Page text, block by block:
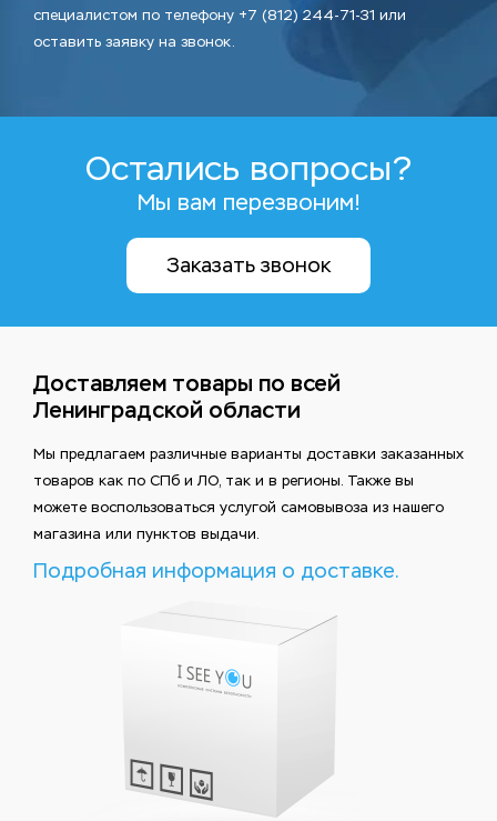
специалистом по телефону +7 (812) 244-71-31 или
оставить заявку на звонок.
Остались вопросы?
Мы вам перезвоним!
Заказать звонок
Доставляем товары по всей
Ленинградской области
Мы предлагаем различные варианты доставки заказанных
товаров как по СПб и ЛО, так и в регионы. Также вы
можете воспользоваться услугой самовывоза из нашего
магазина или пунктов выдачи.
Подробная информация о доставке.